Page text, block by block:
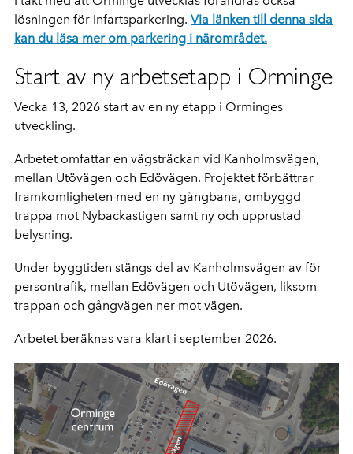
lösningen för infartsparkering. Via länken till denna sida
kan du läsa mer om parkering i närområdet.
Start av ny arbetsetapp i Orminge
Vecka 13, 2026 start av en ny etapp i Orminges
utveckling.
Arbetet omfattar en vägsträckan vid Kanholmsvägen,
mellan Utövägen och Edövägen. Projektet förbättrar
framkomligheten med en ny gångbana, ombyggd
trappa mot Nybackastigen samt ny och upprustad
belysning.
Under byggtiden stängs del av Kanholmsvägen av för
persontrafik, mellan Edövägen och Utövägen, liksom
trappan och gångvägen ner mot vägen.
Arbetet beräknas vara klart i september 2026.